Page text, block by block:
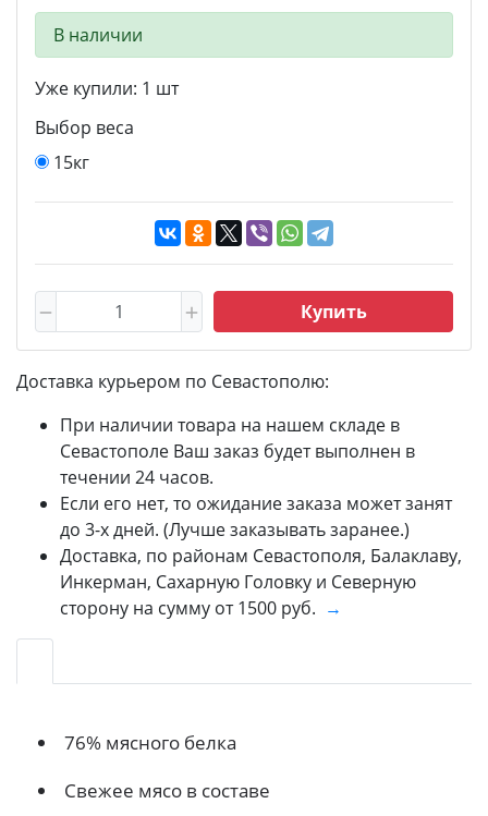
В наличии
Уже купили: 1 шт
Выбор веса
15кг
Купить
Доставка курьером по Севастополю:
При наличии товара на нашем складе в
Севастополе Ваш заказ будет выполнен в
течении 24 часов.
Если его нет, то ожидание заказа может занят
до 3-х дней. (Лучше заказывать заранее.)
Доставка, по районам Севастополя, Балаклаву,
Инкерман, Сахарную Головку и Северную
сторону на сумму от 1500 руб. →
76% мясного белка
Свежее мясо в составе